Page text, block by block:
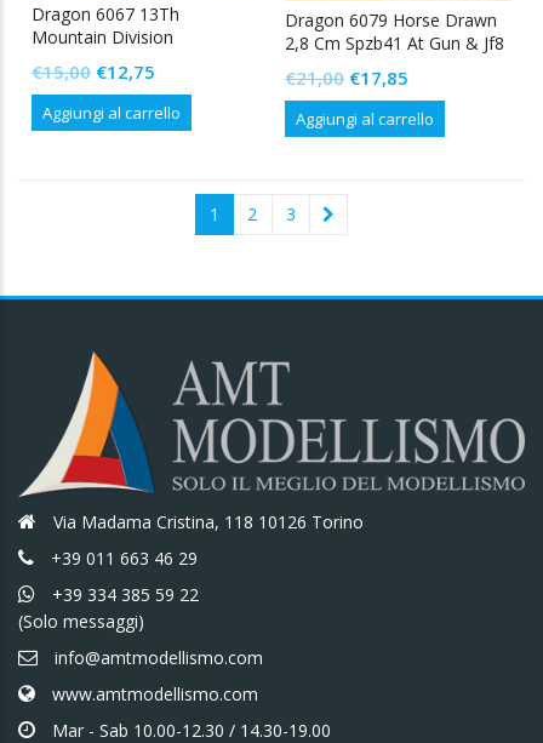
Dragon 6067 13Th
Mountain Division
€15,00 Il
prezzo
originale
€12,75
prezzo
attuale
Aggiungi al carrello
Dragon 6079 Horse Drawn
2,8 Cm Spzb41 At Gun & Jf8
€21,00 Il
prezzo
originale
€17,85
prezzo
attuale
Aggiungi al carrello
1 2 3
Via Madama Cristina, 118 10126 Torino
+39 011 663 46 29
+39 334 385 59 22
(Solo messaggi)
info@amtmodellismo.com
www.amtmodellismo.com
Mar - Sab 10.00-12.30 / 14.30-19.00